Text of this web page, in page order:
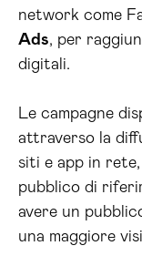
network come
Ads, per
digitali.
Le campagne
attraverso la
siti e app in
pubblico di
avere un
una maggiore